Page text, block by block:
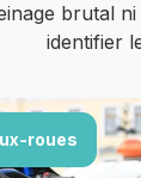
brutal
identifier
roues